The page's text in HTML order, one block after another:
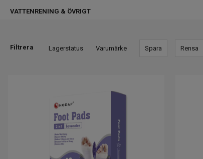
VATTENRENING & ÖVRIGT
Filtrera Lagerstatus Varumärke Spara Rensa